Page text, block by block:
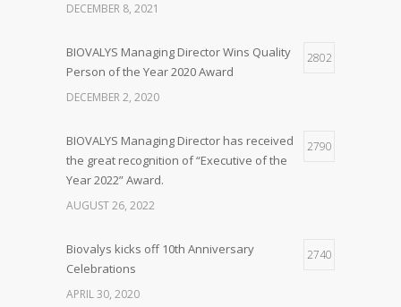
DECEMBER 8, 2021
BIOVALYS Managing Director Wins Quality
Person of the Year 2020 Award
2802
DECEMBER 2, 2020
BIOVALYS Managing Director has received
the great recognition of “Executive of the
Year 2022” Award.
2790
AUGUST 26, 2022
Biovalys kicks off 10th Anniversary
Celebrations
2740
APRIL 30, 2020